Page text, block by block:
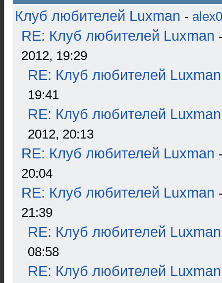
Клуб любителей Luxman -
RE: Клуб любителей Luxman
2012, 19:29
RE: Клуб любителей Luxman
19:41
RE: Клуб любителей Luxman
2012, 20:13
RE: Клуб любителей Luxman
20:04
RE: Клуб любителей Luxman
21:39
RE: Клуб любителей Luxman
08:58
RE: Клуб любителей Luxman